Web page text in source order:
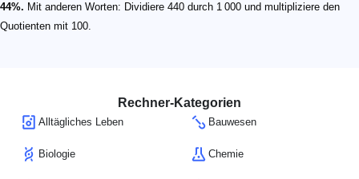
44%. Mit anderen Worten: Dividiere 440 durch 1 000 und multipliziere den
Quotienten mit 100.
Rechner-Kategorien
Alltägliches Leben Bauwesen
Biologie Chemie